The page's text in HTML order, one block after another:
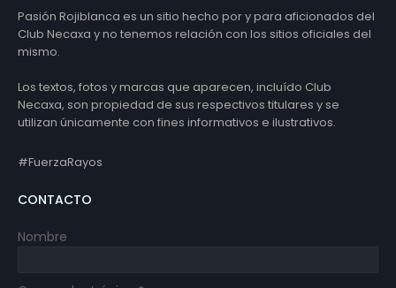
Pasión Rojiblanca es un sitio hecho por y para aficionados del
Club Necaxa y no tenemos relación con los sitios oficiales del
mismo.
Los textos, fotos y marcas que aparecen, incluído Club
Necaxa, son propiedad de sus respectivos titulares y se
utilizan únicamente con fines informativos e ilustrativos.
#FuerzaRayos
CONTACTO
Nombre